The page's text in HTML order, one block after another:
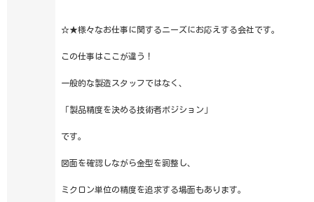
☆★様々なお仕事に関するニーズにお応えする会社です。
この仕事はここが違う！
一般的な製造スタッフではなく、
「製品精度を決める技術者ポジション」
です。
図面を確認しながら金型を調整し、
ミクロン単位の精度を追求する場面もあります。